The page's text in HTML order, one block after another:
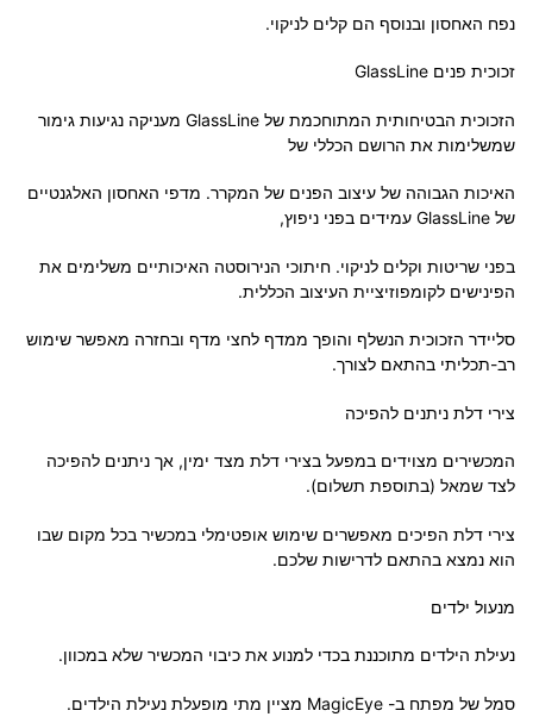
נפח האחסון ובנוסף הם קלים לניקוי.
זכוכית פנים GlassLine
הזכוכית הבטיחותית המתוחכמת של GlassLine מעניקה נגיעות גימור
שמשלימות את הרושם הכללי של
האיכות הגבוהה של עיצוב הפנים של המקרר. מדפי האחסון האלגנטיים
של GlassLine עמידים בפני ניפוץ,
בפני שריטות וקלים לניקוי. חיתוכי הנירוסטה האיכותיים משלימים את
הפינישים לקומפוזיציית העיצוב הכללית.
סליידר הזכוכית הנשלף והופך ממדף לחצי מדף ובחזרה מאפשר שימוש
רב-תכליתי בהתאם לצורך.
צירי דלת ניתנים להפיכה
המכשירים מצוידים במפעל בצירי דלת מצד ימין, אך ניתנים להפיכה
לצד שמאל (בתוספת תשלום).
צירי דלת הפיכים מאפשרים שימוש אופטימלי במכשיר בכל מקום שבו
הוא נמצא בהתאם לדרישות שלכם.
מנעול ילדים
נעילת הילדים מתוכננת בכדי למנוע את כיבוי המכשיר שלא במכוון.
סמל של מפתח ב- MagicEye מציין מתי מופעלת נעילת הילדים.